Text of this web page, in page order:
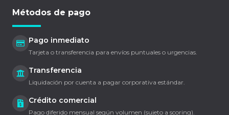
Métodos de pago
Pago inmediato
Tarjeta o transferencia para envíos puntuales o urgencias.
Transferencia
Liquidación por cuenta a pagar corporativa estándar.
Crédito comercial
Pago diferido mensual según volumen (sujeto a scoring).